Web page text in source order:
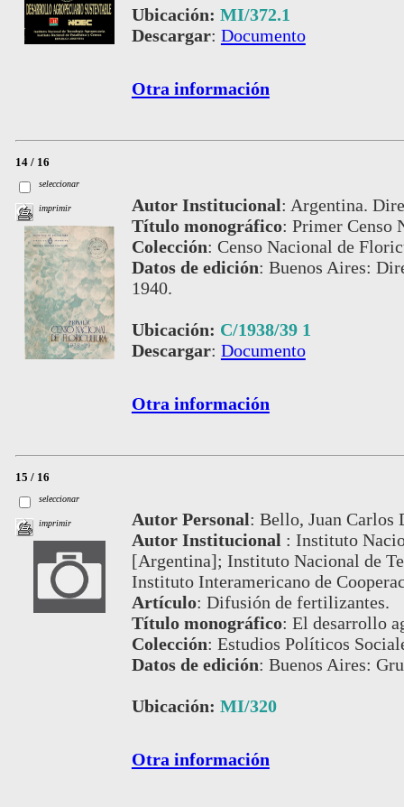
Ubicación: MI/372.1
Descargar: Documento
Otra información
14 / 16
seleccionar
imprimir Autor Institucional: Argentina.
Título monográfico: Primer Censo
Colección: Censo Nacional de
Datos de edición: Buenos Aires:
1940.
Ubicación: C/1938/39 1
Descargar: Documento
Otra información
15 / 16
seleccionar
imprimir Autor Personal: Bello, Juan Carlos
Autor Institucional : Instituto
[Argentina]; Instituto Nacional de
Instituto Interamericano de
Artículo: Difusión de fertilizantes.
Título monográfico: El desarrollo
Colección: Estudios Políticos
Datos de edición: Buenos Aires:
Ubicación: MI/320
Otra información